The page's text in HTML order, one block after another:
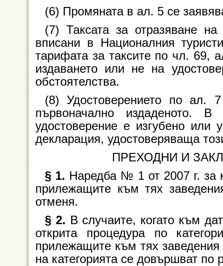
(6) Промяната в ал. 5 се
(7) Таксата за отразяване
вписани в Националния
тарифата за таксите по чл. 69,
издаването или не на
обстоятелства.
(8) Удостоверението по ал.
първоначално издаденото.
удостоверение е изгубено или
декларация, удостоверяваща
ПРЕХОДНИ И
§ 1. Наредба № 1 от 2007 г. за
прилежащите към тях
отменя.
§ 2. В случаите, когато към
открита процедура по
прилежащите към тях заведения
на категорията се довършват по